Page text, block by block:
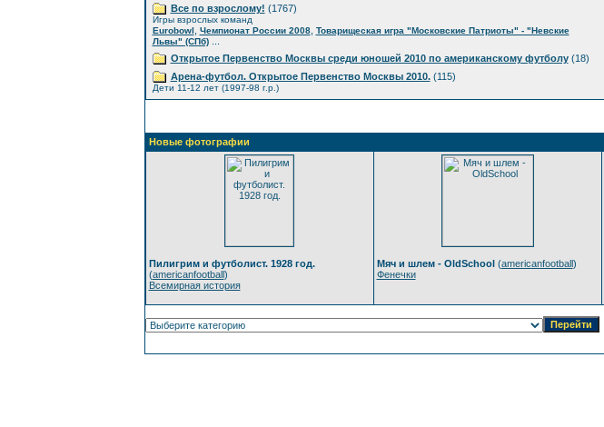
Все по взрослому! (1767)
Игры взрослых команд
Eurobowl
Чемпионат России 2008, Товарищеская игра "Московские Патриоты" - "Невские
Львы" (СПб)...
Открытое Первенство Москвы среди юношей 2010 по американскому футболу(18)
Арена-футбол. Открытое Первенство Москвы 2010.(115)
Дети 11-12 лет (1997-98 г.р.)
Новые фотографии
Пилигрим и футболист. 1928 год.
(americanfootball)
Всемирная история
Мяч и шлем - OldSchool(americanfootball)
Фенечки